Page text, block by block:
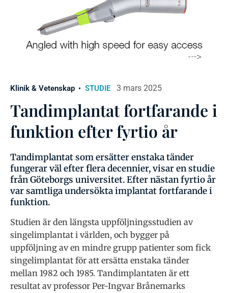
Klinik & Vetenskap STUDIE 3 mars 2025
Tandimplantat fortfarande i
funktion efter fyrtio år
Tandimplantat som ersätter enstaka tänder
fungerar väl efter flera decennier, visar en studie
från Göteborgs universitet. Efter nästan fyrtio år
var samtliga undersökta implantat fortfarande i
funktion.
Studien är den längsta uppföljningsstudien av
singelimplantat i världen, och bygger på
uppföljning av en mindre grupp patienter som fick
singelimplantat för att ersätta enstaka tänder
mellan 1982 och 1985. Tandimplantaten är ett
resultat av professor Per-Ingvar Brånemarks